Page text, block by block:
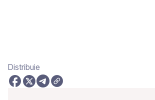
Distribuie